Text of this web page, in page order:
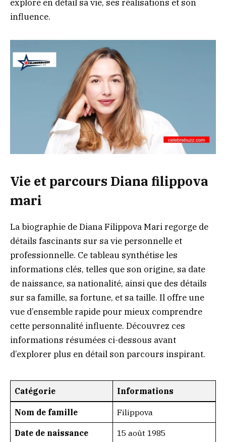
explore en détail sa vie, ses réalisations et son
influence.
Vie et parcours Diana filippova
mari
La biographie de Diana Filippova Mari regorge de
détails fascinants sur sa vie personnelle et
professionnelle. Ce tableau synthétise les
informations clés, telles que son origine, sa date
de naissance, sa nationalité, ainsi que des détails
sur sa famille, sa fortune, et sa taille. Il offre une
vue d’ensemble rapide pour mieux comprendre
cette personnalité influente. Découvrez ces
informations résumées ci-dessous avant
d’explorer plus en détail son parcours inspirant.
Catégorie Informations
Nom de famille Filippova
Date de naissance 15 août 1985